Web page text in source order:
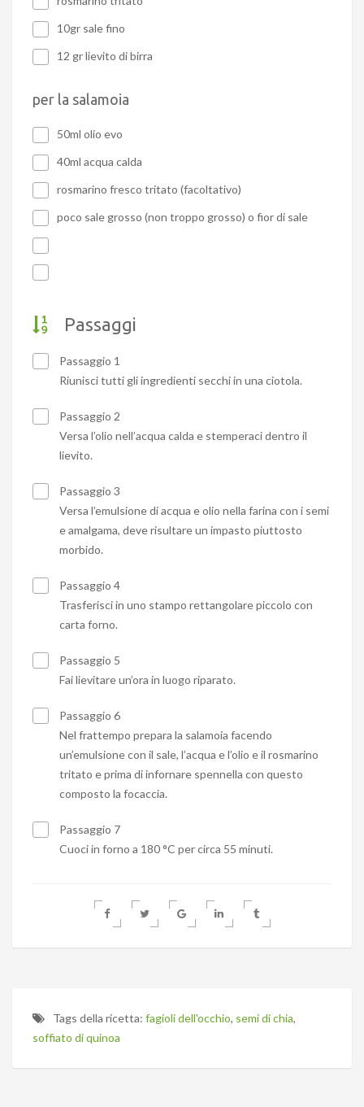
10gr sale fino
12 gr lievito di birra
per la salamoia
50ml olio evo
40ml acqua calda
rosmarino fresco tritato (facoltativo)
poco sale grosso (non troppo grosso) o fior di sale
Passaggi
Passaggio 1
Riunisci tutti gli ingredienti secchi in una ciotola.
Passaggio 2
Versa l’olio nell’acqua calda e stemperaci dentro il
lievito.
Passaggio 3
Versa l’emulsione di acqua e olio nella farina con i semi
e amalgama, deve risultare un impasto piuttosto
morbido.
Passaggio 4
Trasferisci in uno stampo rettangolare piccolo con
carta forno.
Passaggio 5
Fai lievitare un’ora in luogo riparato.
Passaggio 6
Nel frattempo prepara la salamoia facendo
un’emulsione con il sale, l’acqua e l’olio e il rosmarino
tritato e prima di infornare spennella con questo
composto la focaccia.
Passaggio 7
Cuoci in forno a 180 °C per circa 55 minuti.
Tags della ricetta: fagioli dell'occhio, semi di chia,
soffiato di quinoa